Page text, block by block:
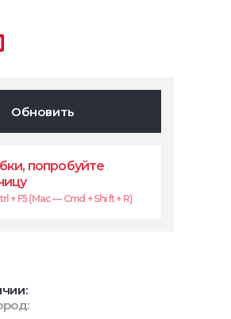
Обновить
попробуйте
F5 (Mac — Cmd + Shift + R)